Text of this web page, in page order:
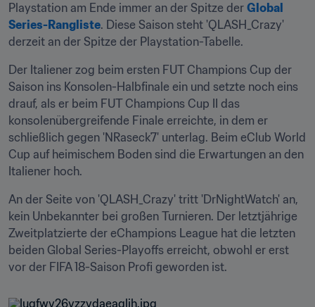
Playstation am Ende immer an der Spitze der Global
Series-Rangliste. Diese Saison steht 'QLASH_Crazy'
derzeit an der Spitze der Playstation-Tabelle.
Der Italiener zog beim ersten FUT Champions Cup der
Saison ins Konsolen-Halbfinale ein und setzte noch eins
drauf, als er beim FUT Champions Cup II das
konsolenübergreifende Finale erreichte, in dem er
schließlich gegen 'NRaseck7' unterlag. Beim eClub World
Cup auf heimischem Boden sind die Erwartungen an den
Italiener hoch.
An der Seite von 'QLASH_Crazy' tritt 'DrNightWatch' an,
kein Unbekannter bei großen Turnieren. Der letztjährige
Zweitplatzierte der eChampions League hat die letzten
beiden Global Series-Playoffs erreicht, obwohl er erst
vor der FIFA 18-Saison Profi geworden ist.